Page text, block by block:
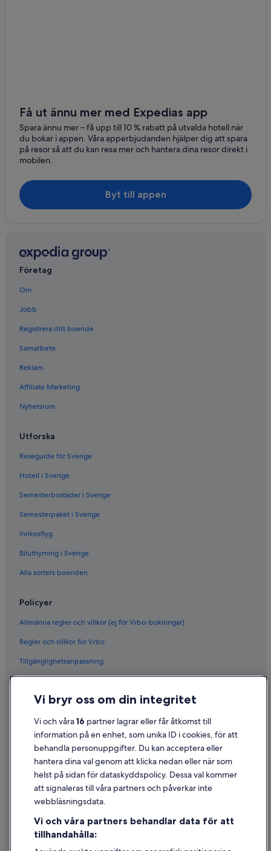
Få ut ännu mer med Expedias app
Spara ännu mer – få upp till 10 % rabatt på utvalda hotell när
du bokar i appen. Våra apperbjudanden hjälper dig att spara
på resor så att du kan resa mer och hantera dina resor direkt i
mobilen.
Byt till appen
Företag
Om
Jobb
Registrera ditt boende
Samarbete
Reklam
Affiliate Marketing
Nyhetsrum
Utforska
Reseguide för Sverige
Hotell i Sverige
Semesterbostäder i Sverige
Semesterpaket i Sverige
Inrikesflyg
Biluthyrning i Sverige
Alla sorters boenden
Policyer
Allmänna regler och villkor (ej för Vrbo-bokningar)
Regler och villkor för Vrbo
Tillgänglighetsanpassning
Cookies
Användarvillkor
Juridisk information/Kontakta oss
Riktlinjer för innehåll och anmäla innehåll
Hjälp
Avboka eller ändra din bokning
Återbetalningsprocess och tidslinjer
Vi bryr oss om din integritet
Vi och våra16 partner lagrar eller får åtkomst till
information på en enhet, som unika ID i cookies, för att
behandla personuppgifter. Du kan acceptera eller
hantera dina val genom att klicka nedan eller när som
helst på sidan för dataskyddspolicy. Dessa val kommer
att signaleras till våra partners och påverkar inte
webbläsningsdata.
Vi och våra partners behandlar data för att
tillhandahålla: